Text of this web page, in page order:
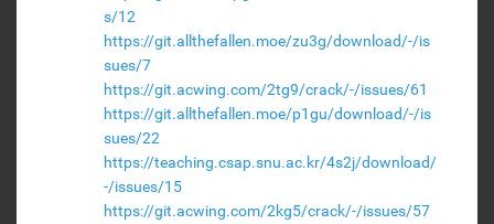
s/12
https://git.allthefallen.moe/zu3g/download/-/is
sues/7
https://git.acwing.com/2tg9/crack/-/issues/61
https://git.allthefallen.moe/p1gu/download/-/is
sues/22
https://teaching.csap.snu.ac.kr/4s2j/download/
-/issues/15
https://git.acwing.com/2kg5/crack/-/issues/57